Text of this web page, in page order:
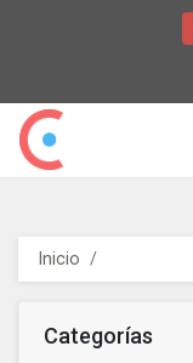
Inicio
Categorías